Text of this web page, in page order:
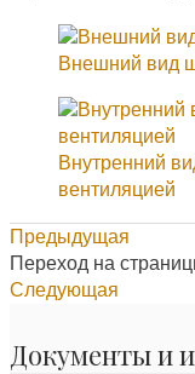
Внешний вид
Внутренний
вентиляцией
Предыдущая
Переход на
Следующая
Документы и